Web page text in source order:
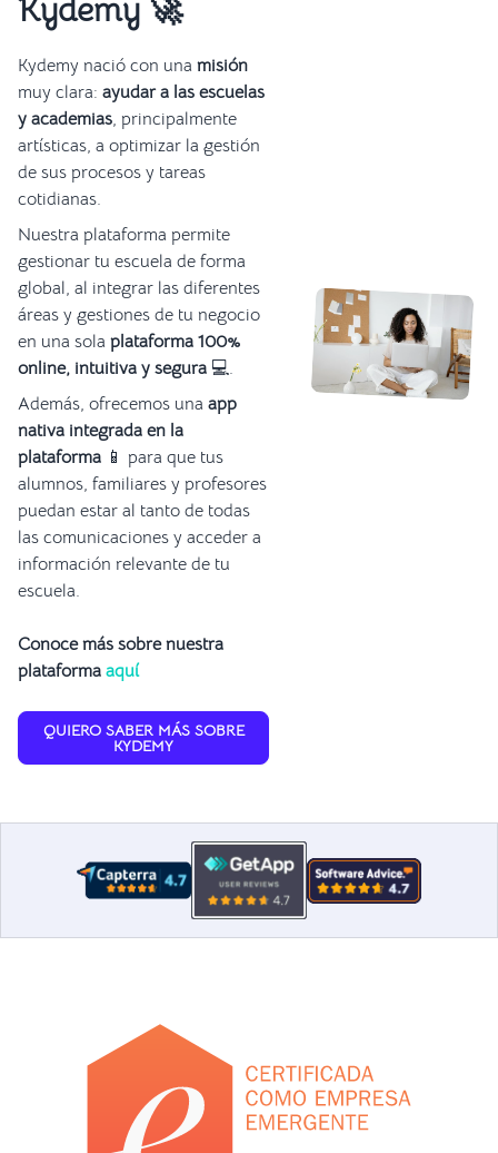
Kydemy 🚀
Kydemy nació con una misión
muy clara: ayudar a las escuelas
y academias, principalmente
artísticas, a optimizar la gestión
de sus procesos y tareas
cotidianas.
Nuestra plataforma permite
gestionar tu escuela de forma
global, al integrar las diferentes
áreas y gestiones de tu negocio
en una sola plataforma 100%
online, intuitiva y segura 💻.
Además, ofrecemos una app
nativa integrada en la
plataforma 📱 para que tus
alumnos, familiares y profesores
puedan estar al tanto de todas
las comunicaciones y acceder a
información relevante de tu
escuela.
Conoce más sobre nuestra
plataforma aquí
QUIERO SABER MÁS SOBRE
KYDEMY